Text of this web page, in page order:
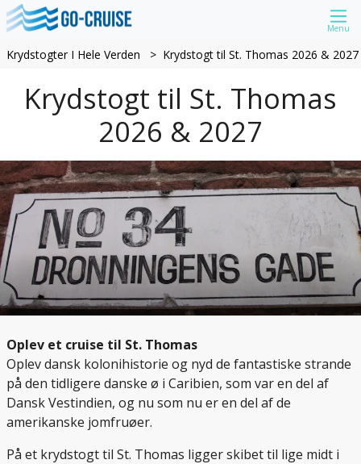
Menu
Krydstogter I Hele Verden Krydstogt til St. Thomas 2026 & 2027
Krydstogt til St. Thomas
2026 & 2027
Oplev et cruise til St. Thomas
Oplev dansk kolonihistorie og nyd de fantastiske strande
på den tidligere danske ø i Caribien, som var en del af
Dansk Vestindien, og nu som nu er en del af de
amerikanske jomfruøer.
På et krydstogt til St. Thomas ligger skibet til lige midt i